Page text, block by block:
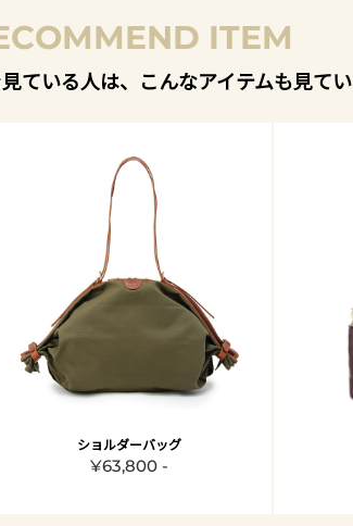
ITEM
ている人は、こんなアイテムも見て
ショルダーバッグ
¥63,800 -